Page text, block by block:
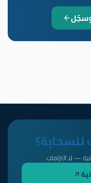
للسحابة؟